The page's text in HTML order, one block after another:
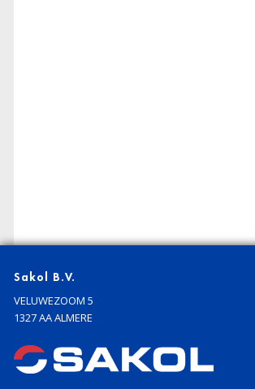
Sakol B.V.
VELUWEZOOM 5
1327 AA ALMERE